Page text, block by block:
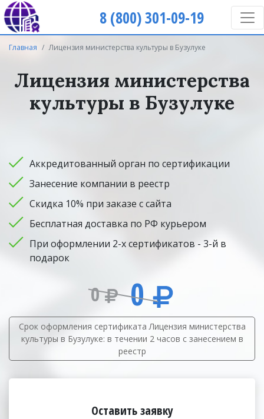
8 (800) 301-09-19
Главная Лицензия министерства культуры в Бузулуке
Лицензия министерства
культуры в Бузулуке
Аккредитованный орган по сертификации
Занесение компании в реестр
Скидка 10% при заказе с сайта
Бесплатная доставка по РФ курьером
При оформлении 2-х сертификатов - 3-й в
подарок
0 0
Срок оформления сертификата Лицензия министерства
культуры в Бузулуке: в течении 2 часов с занесением в
реестр
Оставить заявку